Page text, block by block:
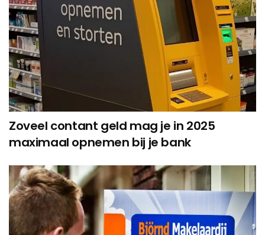
Zoveel contant geld mag je in 2025
maximaal opnemen bij je bank